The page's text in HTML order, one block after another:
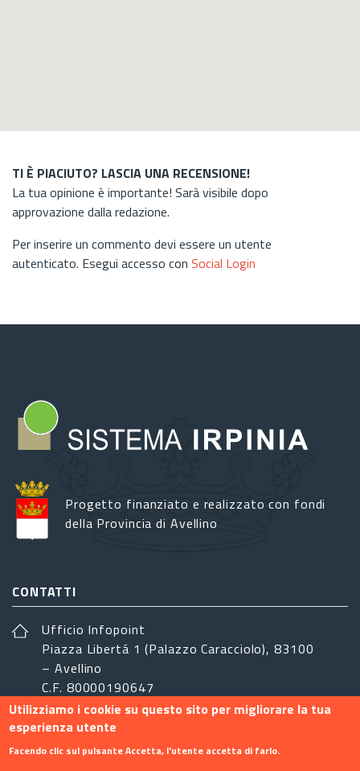
TI È PIACIUTO? LASCIA UNA RECENSIONE!
La tua opinione è importante! Sarà visibile dopo
approvazione dalla redazione.
Per inserire un commento devi essere un utente
autenticato. Esegui accesso con Social Login
Progetto finanziato e realizzato con fondi
della Provincia di Avellino
CONTATTI
Ufficio Infopoint
Piazza Libertá 1 (Palazzo Caracciolo), 83100
– Avellino
C.F. 80000190647
sistemairpinia@provincia.avellino.it
SEGUICI
Utilizziamo i cookie su questo sito per migliorare la tua
esperienza utente
Facendo clic sul pulsante Accetta, l'utente accetta di farlo.